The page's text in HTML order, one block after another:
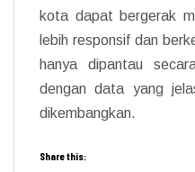
kota dapat bergerak
lebih responsif dan
hanya dipantau
dengan data yang
dikembangkan.
Share this: